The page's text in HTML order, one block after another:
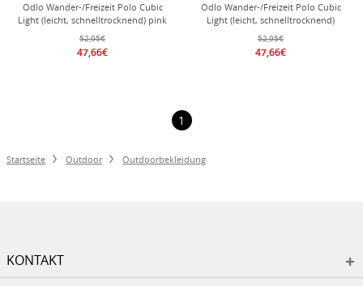
Odlo Wander-/Freizeit Polo Cubic
Light (leicht, schnelltrocknend) pink
Damen
52,95€
47,66€
Odlo Wander-/Freizeit Polo Cubic
Light (leicht, schnelltrocknend)
sapphireblau Herren
52,95€
47,66€
1
Startseite Outdoor Outdoorbekleidung
KONTAKT